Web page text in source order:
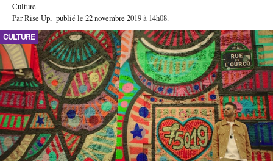
Culture
ParRise Up, publié le 22 novembre 2019à 14h08.
CULTURE